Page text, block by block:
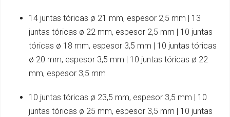
14 juntas tóricas ø 21 mm, espesor 2,5 mm | 13
juntas tóricas ø 22 mm, espesor 2,5 mm | 10 juntas
tóricas ø 18 mm, espesor 3,5 mm | 10 juntas tóricas
ø 20 mm, espesor 3,5 mm | 10 juntas tóricas ø 22
mm, espesor 3,5 mm
10 juntas tóricas ø 23,5 mm, espesor 3,5 mm | 10
juntas tóricas ø 25 mm, espesor 3,5 mm | 10 juntas